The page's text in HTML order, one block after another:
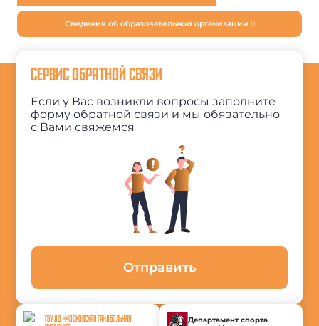
Сведения об образовательной организации
СЕРВИС ОБРАТНОЙ СВЯЗИ
Если у Вас возникли вопросы заполните
форму обратной связи и мы обязательно
с Вами свяжемся
Отправить
ГБУ ДО «МОСКОВСКАЯ ГАНДБОЛЬНАЯ
Департамент спорта